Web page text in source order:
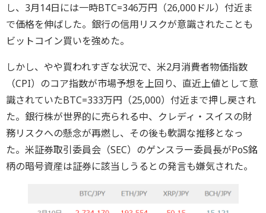
し、3月14日には一時BTC=346万円（26,000ドル）付近ま
で価格を伸ばした。銀行の信用リスクが意識されたことも
ビットコイン買いを強めた。
しかし、やや買われすぎな状況で、米2月消費者物価指数
（CPI）のコア指数が市場予想を上回り、直近上値として意
識されていたBTC=333万円（25,000）付近まで押し戻され
た。銀行株が世界的に売られる中、クレディ・スイスの財
務リスクへの懸念が再燃し、その後も軟調な推移となっ
た。米証券取引委員会（SEC）のゲンスラー委員長がPoS銘
柄の暗号資産は証券に該当しうるとの発言も嫌気された。